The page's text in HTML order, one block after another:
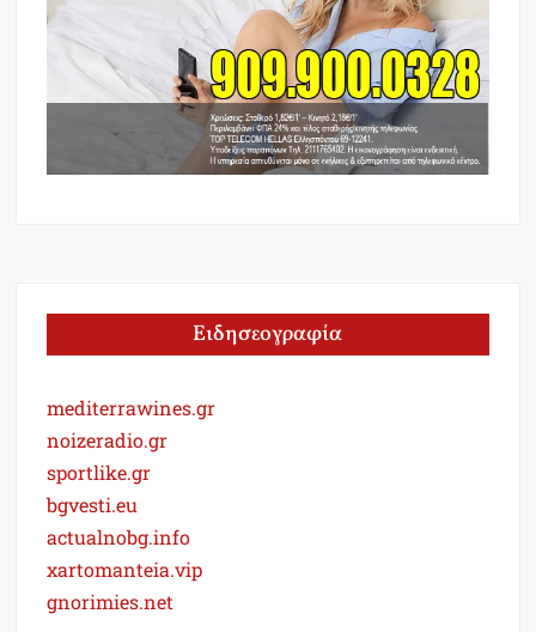
Ειδησεογραφία
mediterrawines.gr
noizeradio.gr
sportlike.gr
bgvesti.eu
actualnobg.info
xartomanteia.vip
gnorimies.net